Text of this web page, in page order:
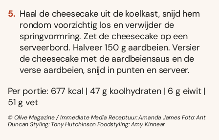
Haal de cheesecake uit de koelkast, snijd hem
rondom voorzichtig los en verwijder de
springvormring. Zet de cheesecake op een
serveerbord. Halveer 150 g aardbeien. Versier
de cheesecake met de aardbeiensaus en de
verse aardbeien, snijd in punten en serveer.
Per portie: 677 kcal | 47 g koolhydraten | 6 g eiwit |
51 g vet
© Olive Magazine / Immediate Media Receptuur: Amanda James Foto: Ant
Duncan Styling: Tony Hutchinson Foodstyling: Amy Kinnear